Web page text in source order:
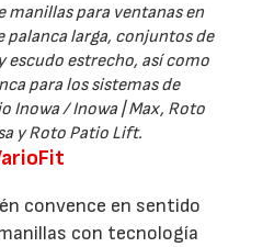
manillas para ventanas en
palanca larga, conjuntos de
escudo estrecho, así como
para los sistemas de
Inowa / Inowa | Max, Roto
y Roto Patio Lift.
convence en sentido
con tecnología